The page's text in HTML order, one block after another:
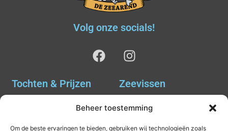
Beheer toestemming
Om de beste ervaringen te bieden, gebruiken wij technologieën zoals
Volg onze socials!
Tochten & Prijzen Zeevissen
Tochten & Prijzen